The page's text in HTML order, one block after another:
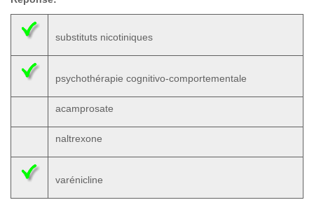
substituts nicotiniques
psychothérapie cognitivo-comportementale
acamprosate
naltrexone
varénicline